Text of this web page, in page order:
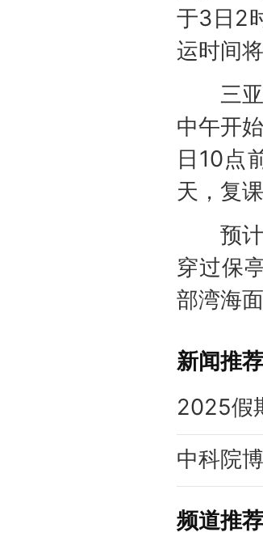
于3日2
运时间
三亚
中午开
日10点
天，复
预计
穿过保
部湾海面
新闻推荐
频道推荐